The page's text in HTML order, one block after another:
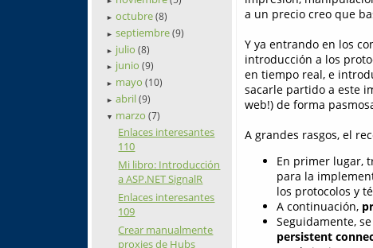
► octubre(8)
► septiembre(9)
► julio(8)
► junio(9)
► mayo(10)
► abril(9)
▼ marzo(7)
Enlaces interesantes
110
Mi libro: Introducción
a ASP.NET SignalR
Enlaces interesantes
109
Crear manualmente
proxies de Hubs
a un precio creo que
Y ya entrando en los
introducción a los
en tiempo real, e
sacarle partido a este
web!) de forma
A grandes rasgos, el
En primer lugar,
para la
los protocolos y
A continuación,
Seguidamente,
persistent